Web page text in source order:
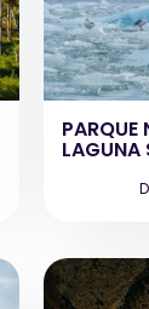
PARQUE
LAGUNA